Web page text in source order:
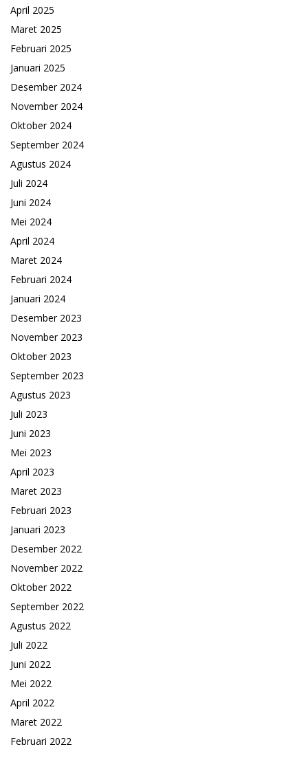
April 2025
Maret 2025
Februari 2025
Januari 2025
Desember 2024
November 2024
Oktober 2024
September 2024
Agustus 2024
Juli 2024
Juni 2024
Mei 2024
April 2024
Maret 2024
Februari 2024
Januari 2024
Desember 2023
November 2023
Oktober 2023
September 2023
Agustus 2023
Juli 2023
Juni 2023
Mei 2023
April 2023
Maret 2023
Februari 2023
Januari 2023
Desember 2022
November 2022
Oktober 2022
September 2022
Agustus 2022
Juli 2022
Juni 2022
Mei 2022
April 2022
Maret 2022
Februari 2022